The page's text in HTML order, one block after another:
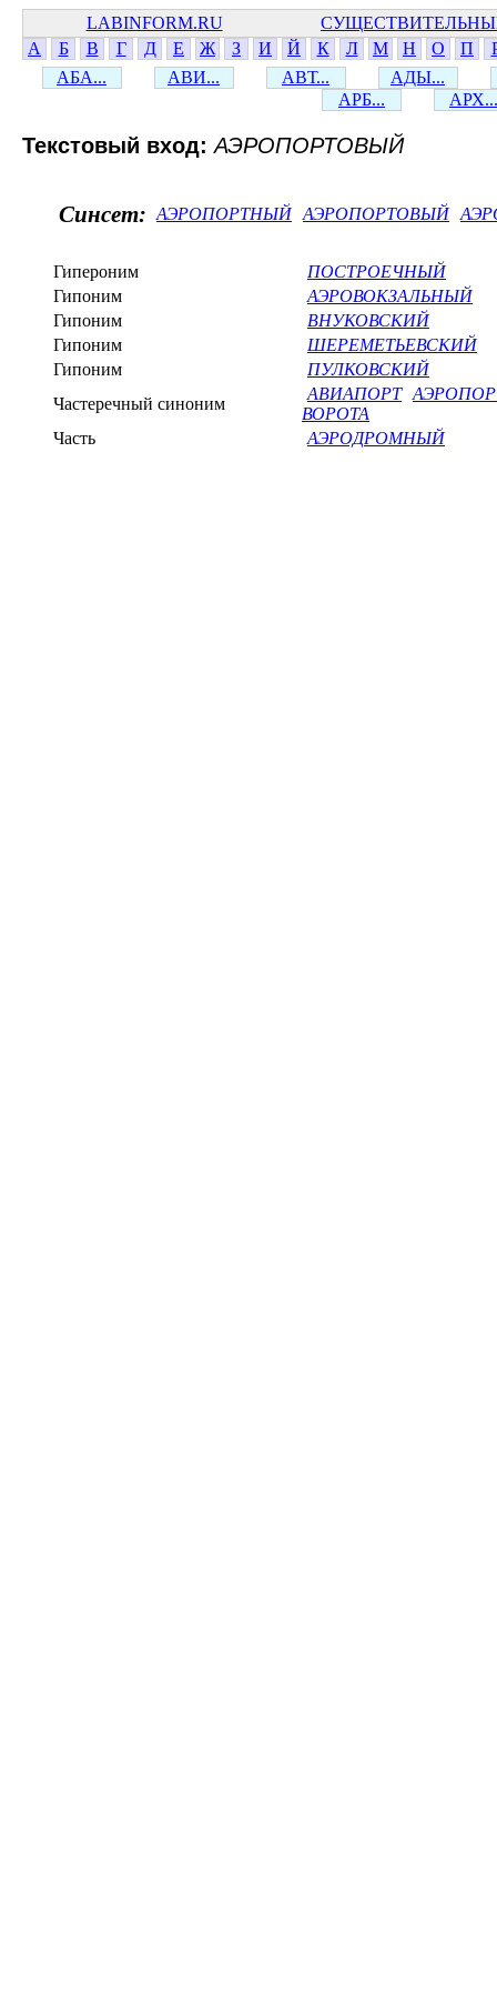
LABINFORM.RU
А
Б В Г Д Е Ж З И Й К Л М Н О П
АБА...
АВИ... АВТ...
АДЫ...
АРБ...
АРХ...
Текстовый вход:АЭРОПОРТОВЫЙ
Синсет: АЭРОПОРТНЫЙ АЭРОПОРТОВЫЙ
Гипероним
ПОСТРОЕЧНЫЙ
Гипоним
АЭРОВОКЗАЛЬНЫЙ
Гипоним
ВНУКОВСКИЙ
Гипоним
ШЕРЕМЕТЬЕВСКИЙ
Гипоним
ПУЛКОВСКИЙ
Частеречный синоним
АВИАПОРТ
ВОРОТА
Часть
АЭРОДРОМНЫЙ